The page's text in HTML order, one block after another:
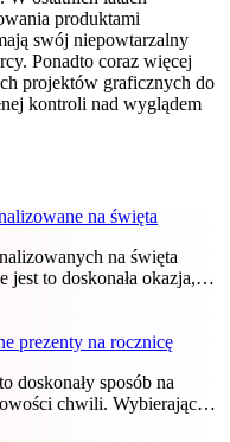
produktami
swój niepowtarzalny
Ponadto coraz więcej
projektów graficznych do
kontroli nad wyglądem
na święta
na święta
jest to doskonała okazja,…
prezenty na rocznicę
doskonały sposób na
chwili. Wybierając…